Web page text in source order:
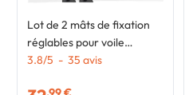
Lot de 2 mâts de fixation
réglables pour voile
d'ombrage H.220 CM
3.8/5 - 35 avis